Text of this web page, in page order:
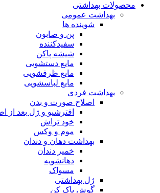
محصولات بهداشتی
بهداشت عمومی
شوینده ها
پن و صابون
سفیدکننده
شیشه پاکن
مایع دستشویی
مایع ظرفشویی
مایع لباسشویی
بهداشت فردی
اصلاح صورت و بدن
افترشیو و ژل بعد از اصلاح
خود تراش
موم و وکس
بهداشت دهان و دندان
خمیر دندان
دهانشویه
مسواک
ژل بهداشتی
گوش پاک کن